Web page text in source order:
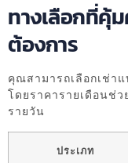
ทางเลือกที่คุ้
ต้องการ
คุณสามารถเลือกเช่า
โดยราคารายเดือนช่ว
รายวัน
ประเภท